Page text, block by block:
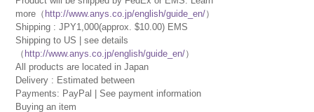
more（ http://www.anys.co.jp/english/guide_en/）
Shipping : JPY1,000(approx. $10.00) EMS
Shipping to US | see details
（ http://www.anys.co.jp/english/guide_en/）
All products are located in Japan
Delivery : Estimated between
Payments: PayPal | See payment information
Buying an item